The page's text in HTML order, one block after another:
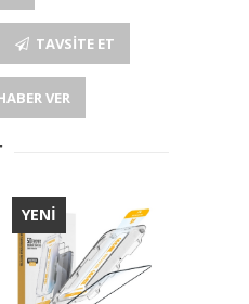
TAVSITE ET
VER
YENİ